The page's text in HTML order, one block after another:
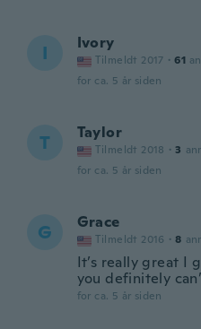
I Ivory
Tilmeldt 2017 · 61
for ca. 5 år siden
T Taylor
Tilmeldt 2018 · 3
for ca. 5 år siden
G Grace
Tilmeldt 2016 · 8
It’s really great I
you definitely
for ca. 5 år siden